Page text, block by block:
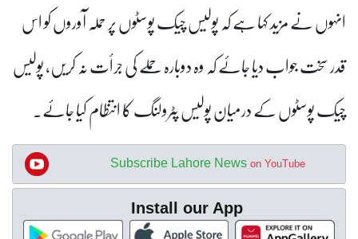
انہوں نے مزید کہا ہے کہ پولیس چیک پوسٹوں پر حملہ آوروں کو اس
قدر سخت جواب دیا جائے کہ وہ دوبارہ حملے کی جرأت نہ کریں، پولیس
چیک پوسٹوں کے درمیان پولیس پٹرولنگ کا انتظام کیا جائے۔
Subscribe Lahore News on YouTube
Install our App